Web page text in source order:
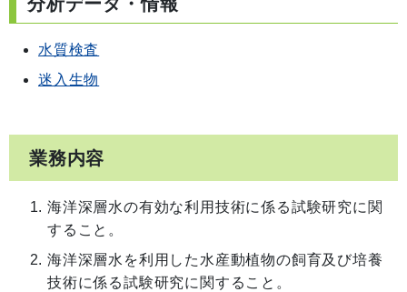
水質検査
迷入生物
業務内容
海洋深層水の有効な利用技術に係る試験研究に関
すること。
海洋深層水を利用した水産動植物の飼育及び培養
技術に係る試験研究に関すること。